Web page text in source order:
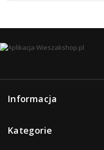
Informacja
Kategorie